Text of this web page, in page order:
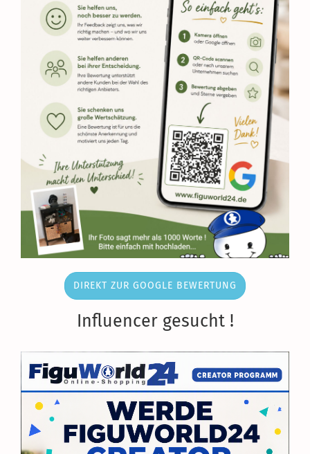
DIREKT ZUR GOOGLE BEWERTUNG
Influencer gesucht !